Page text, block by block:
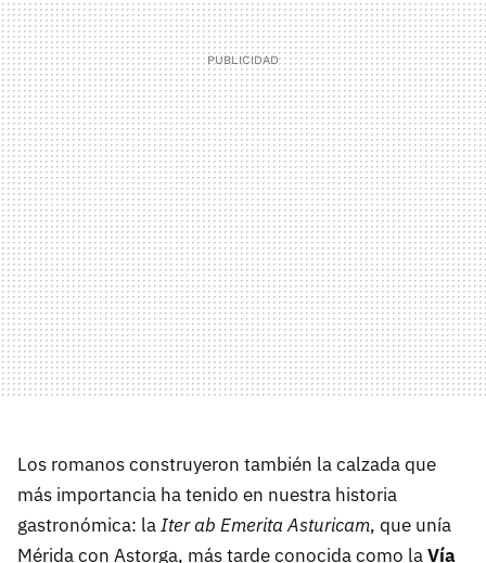
Los romanos construyeron también la calzada que
más importancia ha tenido en nuestra historia
gastronómica: laIter ab Emerita Asturicam, que unía
Mérida con Astorga, más tarde conocida como laVía